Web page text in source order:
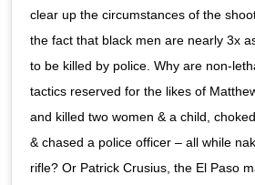
clear up the circumstances of the
the fact that black men are nearly 3x
to be killed by police. Why are non-
tactics reserved for the likes of
and killed two women & a child,
& chased a police officer – all while
rifle? Or Patrick Crusius, the El Paso